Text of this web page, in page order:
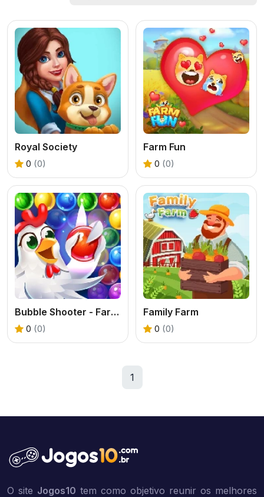
Royal Society
0 (0)
Farm Fun
0 (0)
Bubble Shooter - Farm Fruit
0 (0)
Family Farm
0 (0)
1
O site Jogos10 tem como objetivo reunir os melhores